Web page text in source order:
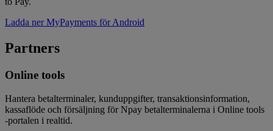
Ladda ner MyPayments för Android
Partners
Online tools
Hantera betalterminaler, kunduppgifter, transaktionsinformation,
kassaflöde och försäljning för Npay betalterminalerna i Online tools
-portalen i realtid.